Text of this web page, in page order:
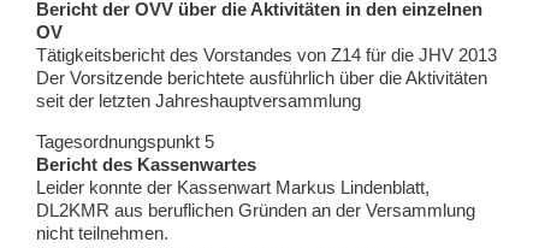
Bericht der OVV über die Aktivitäten in den einzelnen
OV
Tätigkeitsbericht des Vorstandes von Z14 für die JHV 2013
Der Vorsitzende berichtete ausführlich über die Aktivitäten
seit der letzten Jahreshauptversammlung
Tagesordnungspunkt 5
Bericht des Kassenwartes
Leider konnte der Kassenwart Markus Lindenblatt,
DL2KMR aus beruflichen Gründen an der Versammlung
nicht teilnehmen.